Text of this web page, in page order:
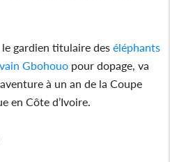
gardien titulaire deséléphants
Gbohouo pour dopage, va
à un an de la Coupe
en Côte d’Ivoire.